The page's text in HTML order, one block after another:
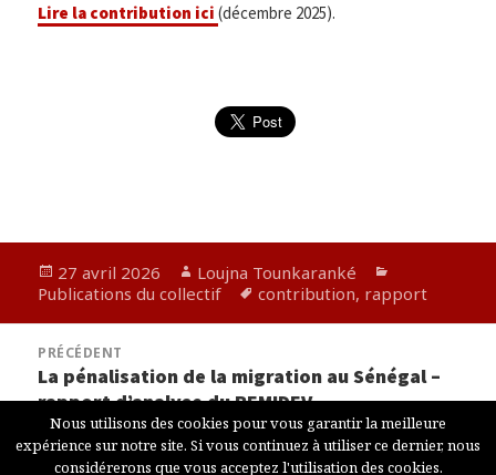
Lire la contribution ici(décembre 2025).
Publié
le
27 avril 2026 Auteur
Loujna Tounkaranké
Publications du collectif
Mots-
contribution, rapport
l’article
PRÉCÉDENT
Article
précédent :
La pénalisation de la migration au Sénégal –
rapport d’analyse du REMIDEV
Loujna-Tounkaranke © 2018,Mentions légales//Contact//
Nous utilisons des cookies pour vous garantir la meilleure
expérience sur notre site. Si vous continuez à utiliser ce dernier, nous
considérerons que vous acceptez l'utilisation des cookies.